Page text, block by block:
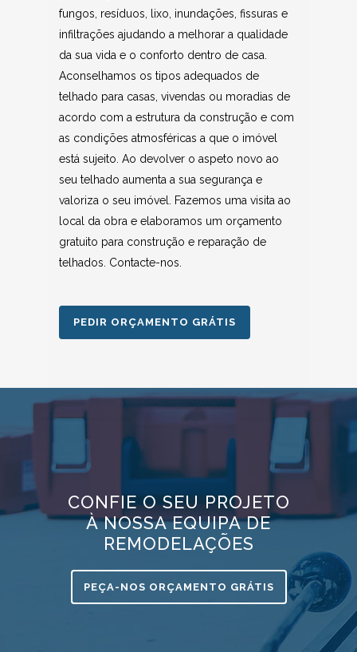
fungos, resíduos, lixo, inundações, fissuras e
infiltrações ajudando a melhorar a qualidade
da sua vida e o conforto dentro de casa.
Aconselhamos os tipos adequados de
telhado para casas, vivendas ou moradias de
acordo com a estrutura da construção e com
as condições atmosféricas a que o imóvel
está sujeito. Ao devolver o aspeto novo ao
seu telhado aumenta a sua segurança e
valoriza o seu imóvel. Fazemos uma visita ao
local da obra e elaboramos um orçamento
gratuito para construção e reparação de
telhados. Contacte-nos.
PEDIR ORÇAMENTO GRÁTIS
CONFIE O SEU PROJETO
À NOSSA EQUIPA DE
REMODELAÇÕES
PEÇA-NOS ORÇAMENTO GRÁTIS